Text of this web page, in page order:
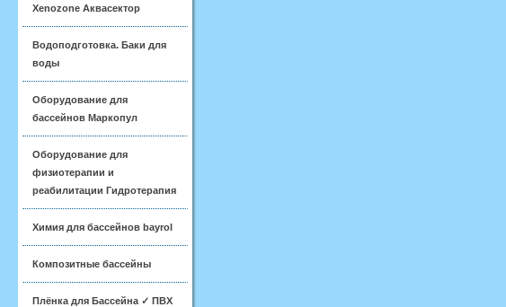
Xenozone Аквасектор
Водоподготовка. Баки для
воды
Оборудование для
бассейнов Маркопул
Оборудование для
физиотерапии и
реабилитации Гидротерапия
Химия для бассейнов bayrol
Композитные бассейны
Плёнка для Бассейна ✓ ПВХ